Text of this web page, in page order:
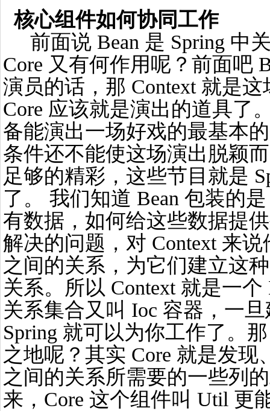
核心组件如何协同工作
前面说 Bean 是 Spring 中
Core 又有何作用呢？前面吧
演员的话，那 Context 就是
Core 应该就是演出的道具了
备能演出一场好戏的最基本
条件还不能使这场演出脱颖
足够的精彩，这些节目就是
了。 我们知道 Bean 包装的
有数据，如何给这些数据提
解决的问题，对 Context 来
之间的关系，为它们建立这
关系。所以 Context 就是一
关系集合又叫 Ioc 容器，一
Spring 就可以为你工作了。
之地呢？其实 Core 就是发现
之间的关系所需要的一些列
来，Core 这个组件叫 Util 更